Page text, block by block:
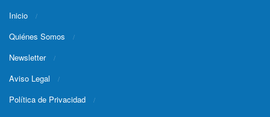
Inicio
Quiénes Somos
Newsletter
Aviso Legal
Política de Privacidad